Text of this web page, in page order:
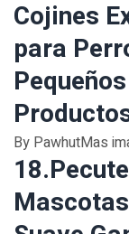
Cojines
para
By PawhutMas